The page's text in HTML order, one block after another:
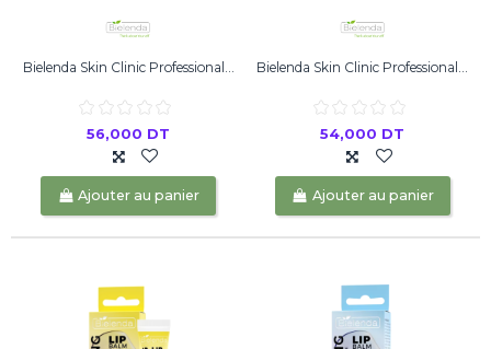
Bielenda Skin Clinic Professional...
56,000 DT
Ajouter au panier
Bielenda Skin Clinic Professional...
54,000 DT
Ajouter au panier